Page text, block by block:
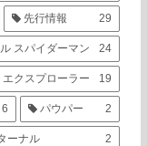
先行情報 29
スパイダーマン 24
エクスプローラー 19
6 パウパー 2
ーナル 2